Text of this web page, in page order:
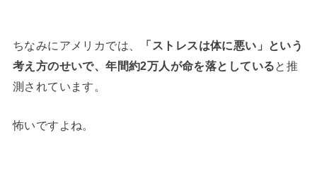
ちなみにアメリカでは、
「ストレスは体に悪い」という
考え方のせいで、年間約2万人が命を落としていると推
測されています。
怖いですよね。